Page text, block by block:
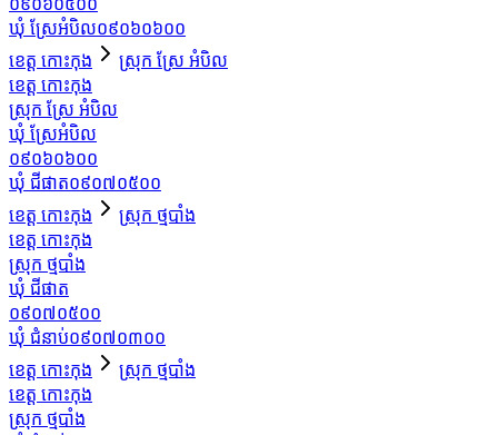
០៩០៦០៥០០
ឃុំ ស្រែអំបិល០៩០៦០៦០០
ខេត្ត កោះកុង
ស្រុក ស្រែ អំបិល
ខេត្ត កោះកុង
ស្រុក ស្រែ អំបិល
ឃុំ ស្រែអំបិល
០៩០៦០៦០០
ឃុំ ជីផាត០៩០៧០៥០០
ខេត្ត កោះកុង
ស្រុក ថ្មបាំង
ខេត្ត កោះកុង
ស្រុក ថ្មបាំង
ឃុំ ជីផាត
០៩០៧០៥០០
ឃុំ ជំនាប់០៩០៧០៣០០
ខេត្ត កោះកុង
ស្រុក ថ្មបាំង
ខេត្ត កោះកុង
ស្រុក ថ្មបាំង